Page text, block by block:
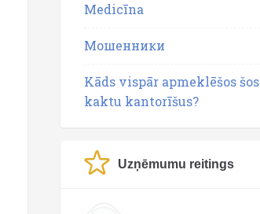
Medicīna
Мошенники
Kāds vispār apmeklēšos šos
kaktu kantorīšus?
Uzņēmumu reitings